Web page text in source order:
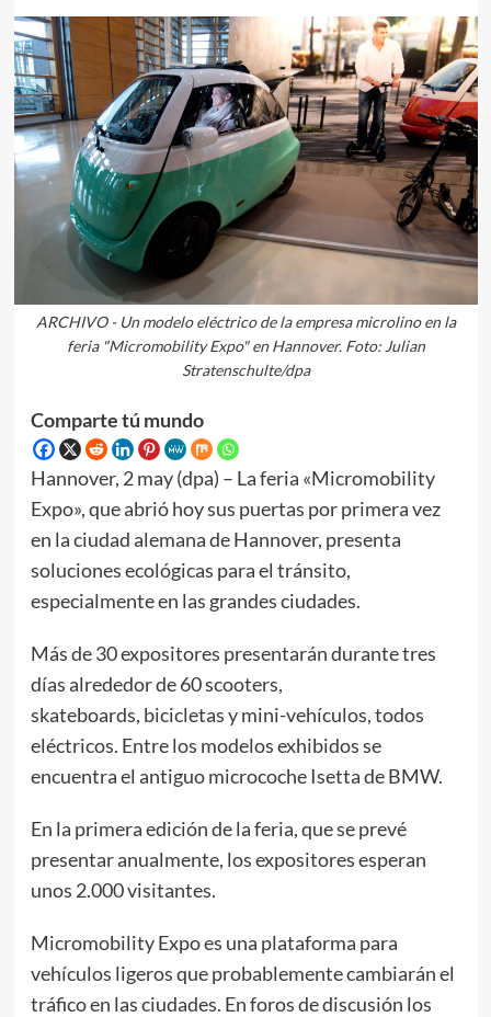
ARCHIVO - Un modelo eléctrico de la empresa microlino en la
feria "Micromobility Expo" en Hannover. Foto: Julian
Stratenschulte/dpa
Comparte tú mundo
Hannover, 2 may (dpa) – La feria «Micromobility
Expo», que abrió hoy sus puertas por primera vez
en la ciudad alemana de Hannover, presenta
soluciones ecológicas para el tránsito,
especialmente en las grandes ciudades.
Más de 30 expositores presentarán durante tres
días alrededor de 60 scooters,
skateboards, bicicletas y mini-vehículos, todos
eléctricos. Entre los modelos exhibidos se
encuentra el antiguo microcoche Isetta de BMW.
En la primera edición de la feria, que se prevé
presentar anualmente, los expositores esperan
unos 2.000 visitantes.
Micromobility Expo es una plataforma para
vehículos ligeros que probablemente cambiarán el
tráfico en las ciudades. En foros de discusión los